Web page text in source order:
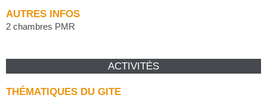
AUTRES INFOS
2 chambres PMR
ACTIVITÉS
THÉMATIQUES DU GITE